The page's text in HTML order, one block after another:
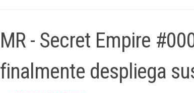
MR - Secret Empire
finalmente despliega